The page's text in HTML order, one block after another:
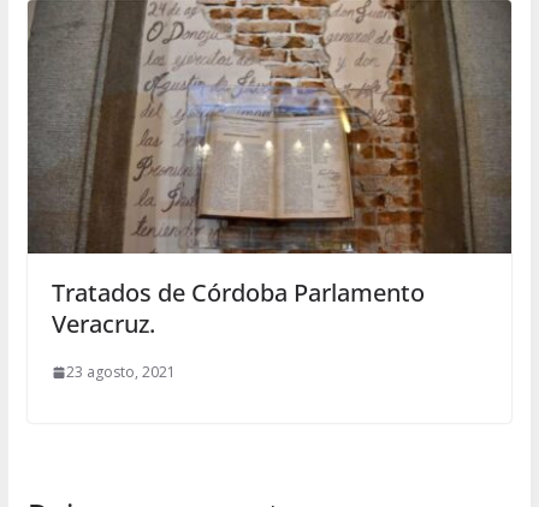
Tratados de Córdoba Parlamento
Veracruz.
23 agosto, 2021